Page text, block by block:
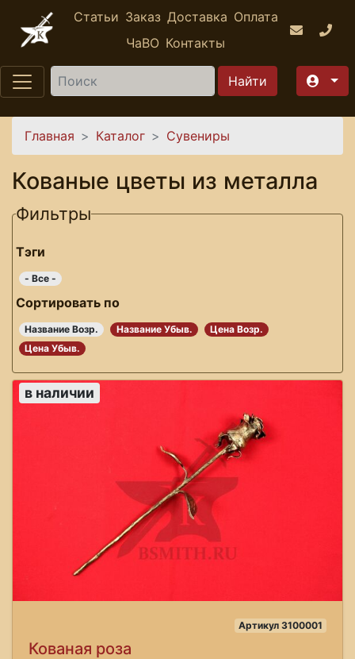
Перейти к основному содержанию
Статьи Заказ Доставка Оплата
ЧаВО Контакты
Найти
Вы здесь
Главная Каталог Сувениры
Кованые цветы из металла
Фильтры
Тэги
- Все -
Сортировать по
Название Возр. Название Убыв.
Цена Возр.
Цена Убыв.
в наличии
Артикул 3100001
Кованая роза